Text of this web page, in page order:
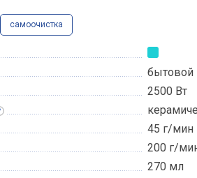
самоочистка
бытовой
2500 Вт
45 г/мин
200 г/
270 мл